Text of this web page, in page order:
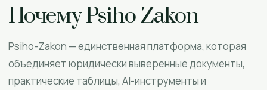
Почему Psiho-Zakon
Psiho-Zakon — единственная платформа, которая
объединяет юридически выверенные документы,
практические таблицы, AI-инструменты и